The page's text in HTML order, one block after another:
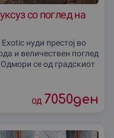
со поглед на
нуди престој во
и величествен поглед
се од градскиот
од 7050ден